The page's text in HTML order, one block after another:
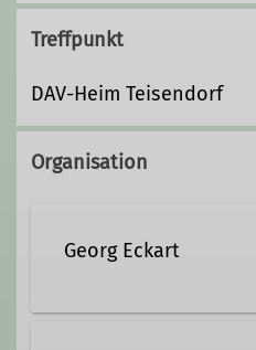
Treffpunkt
DAV-Heim Teisendorf
Organisation
Georg Eckart